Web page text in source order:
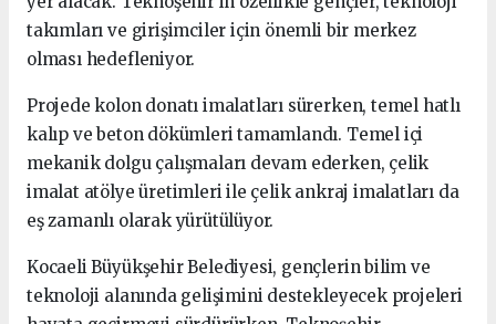
takımları ve girişimciler için önemli bir merkez
olması hedefleniyor.
Projede kolon donatı imalatları sürerken, temel hatlı
kalıp ve beton dökümleri tamamlandı. Temel içi
mekanik dolgu çalışmaları devam ederken, çelik
imalat atölye üretimleri ile çelik ankraj imalatları da
eş zamanlı olarak yürütülüyor.
Kocaeli Büyükşehir Belediyesi, gençlerin bilim ve
teknoloji alanında gelişimini destekleyecek projeleri